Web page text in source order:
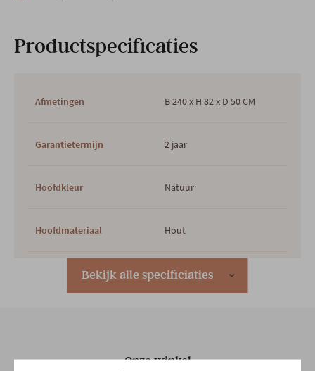
Productspecificaties
Bekijk alle specificiaties
Afmetingen B 240 x H 82 x D 50 CM
Garantietermijn 2 jaar
Hoofdkleur Natuur
Hoofdmateriaal Hout
Modern
Onze winkel